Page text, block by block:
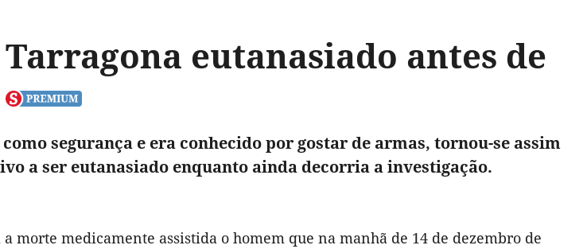
eutanasiado antes de
segurança e era conhecido por gostar de armas, tornou-se assim
a ser eutanasiado enquanto ainda decorria a investigação.
morte medicamente assistida o homem que na manhã de 14 de dezembro de